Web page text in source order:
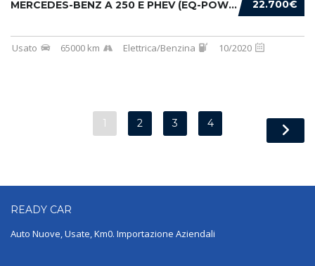
22.700€
MERCEDES-BENZ A 250 E PHEV (EQ-POWER) PREMIU...
Usato 65000 km Elettrica/Benzina 10/2020
1 2 3 4
READY CAR
Auto Nuove, Usate, Km0. Importazione Aziendali